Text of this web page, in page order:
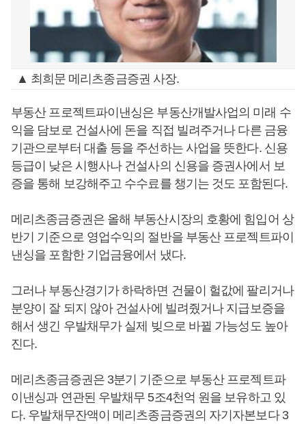
▲ 최희문 메리츠종금증권 사장.
부동산 프로젝트파이낸싱은 부동산개발사업의 미래 수
익을 담보로 건설사에 돈을 직접 빌려주거나 다른 금융
기관으로부터 대출 등을 주선하는 사업을 뜻한다. 신용
등급이 낮은 시행사나 건설사의 신용을 증권사에서 보
증을 통해 보강해주고 수수료를 챙기는 것도 포함된다.
메리츠종금증권은 올해 부동산시장의 호황에 힘입어 상
반기 기준으로 영업수익의 절반을 부동산 프로젝트파이
낸싱을 포함한 기업금융에서 냈다.
그러나 부동산경기가 하락하면 건물이 헐값에 팔리거나
분양이 잘 되지 않아 건설사에 빌려줬거나 지급보증을
해서 생긴 우발채무가 실제 빚으로 바뀔 가능성도 높아
진다.
메리츠종금증권은 3분기 기준으로 부동산 프로젝트파
이낸싱과 연관된 우발채무 5조4천억 원을 보유하고 있
다. 우발채무잔액이 메리츠종금증권의 자기자본보다 3